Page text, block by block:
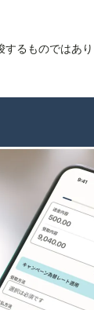
るものではあり